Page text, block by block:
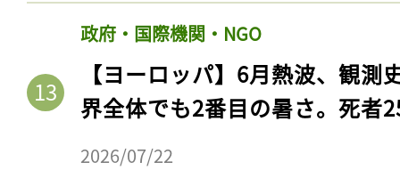
政府・国際機関・NGO
【ヨーロッパ】6月熱波、観
界全体でも2番目の暑さ。死者
2026/07/22